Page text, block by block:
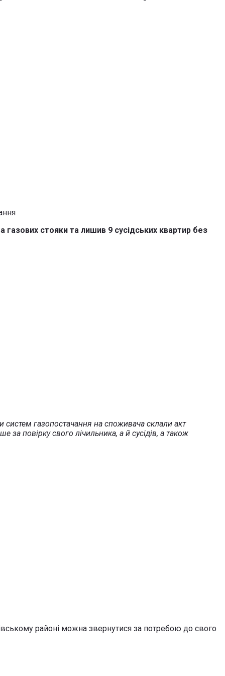
газових стояки та лишив 9 сусідських квартир без
систем газопостачання на споживача склали акт
повірку свого лічильника, а й сусідів, а також
районі можна звернутися за потребою до свого